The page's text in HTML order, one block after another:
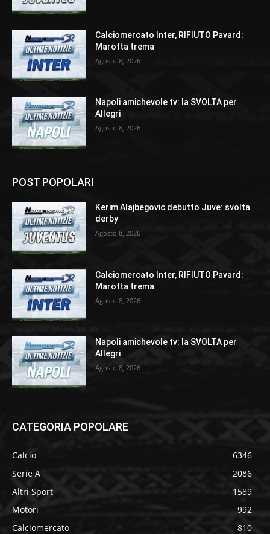
Calciomercato Inter, RIFIUTO Pavard:
Marotta trema
Agosto 8, 2026
Napoli amichevole tv: la SVOLTA per
Allegri
Agosto 8, 2026
POST POPOLARI
Kerim Alajbegovic debutto Juve: svolta
derby
Agosto 8, 2026
Calciomercato Inter, RIFIUTO Pavard:
Marotta trema
Agosto 8, 2026
Napoli amichevole tv: la SVOLTA per
Allegri
Agosto 8, 2026
CATEGORIA POPOLARE
Calcio
6346
Serie A
2086
Altri Sport
1589
Motori
992
Calciomercato
810